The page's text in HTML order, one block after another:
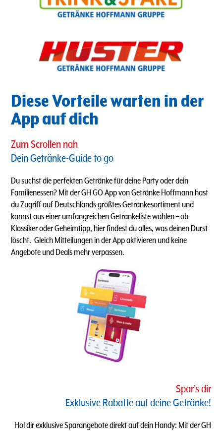
Diese Vorteile warten in der
App auf dich
Zum Scrollen nah
Dein Getränke-Guide to go
Du suchst die perfekten Getränke für deine Party oder dein
Familienessen? Mit der GH GO App von Getränke Hoffmann hast
du Zugriff auf Deutschlands größtes Getränkesortiment und
kannst aus einer umfangreichen Getränkeliste wählen – ob
Klassiker oder Geheimtipp, hier findest du alles, was deinen Durst
löscht. ​ Gleich Mitteilungen in der App aktivieren und keine
Angebote und Deals mehr verpassen.
Spar's dir
Exklusive Rabatte auf deine Getränke!
Hol dir exklusive Sparangebote direkt auf dein Handy: Mit der GH